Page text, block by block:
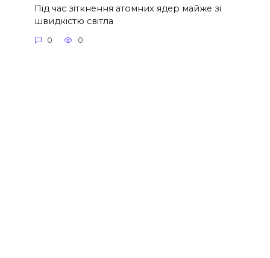
Під час зіткнення атомних ядер майже зі
швидкістю світла
0 0